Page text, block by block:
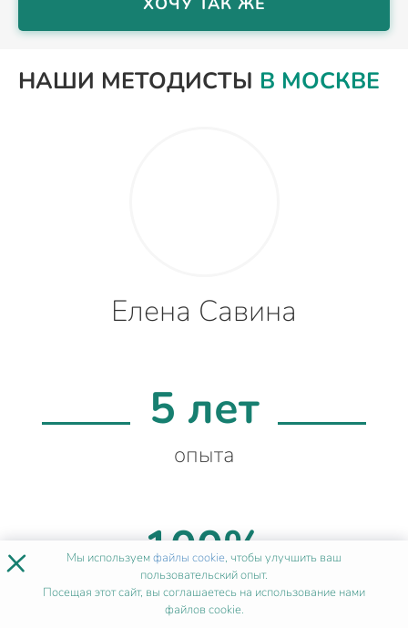
НАШИ МЕТОДИСТЫ В МОСКВЕ
Елена Савина
5 лет
опыта
100%
качества
× Мы используемфайлы cookie, чтобы улучшить ваш
пользовательский опыт.
Посещая этот сайт, вы соглашаетесь на использование нами
файлов cookie.